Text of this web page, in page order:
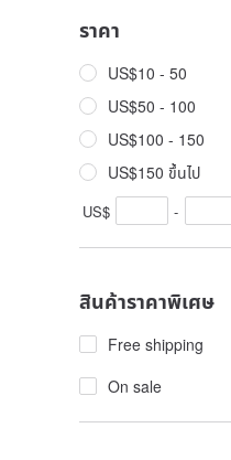
ราคา
US$10 - 50
US$50 - 100
US$100 - 150
US$150 ขึ้นไป
US$ -
สินค้าราคาพิเศษ
Free shipping
On sale